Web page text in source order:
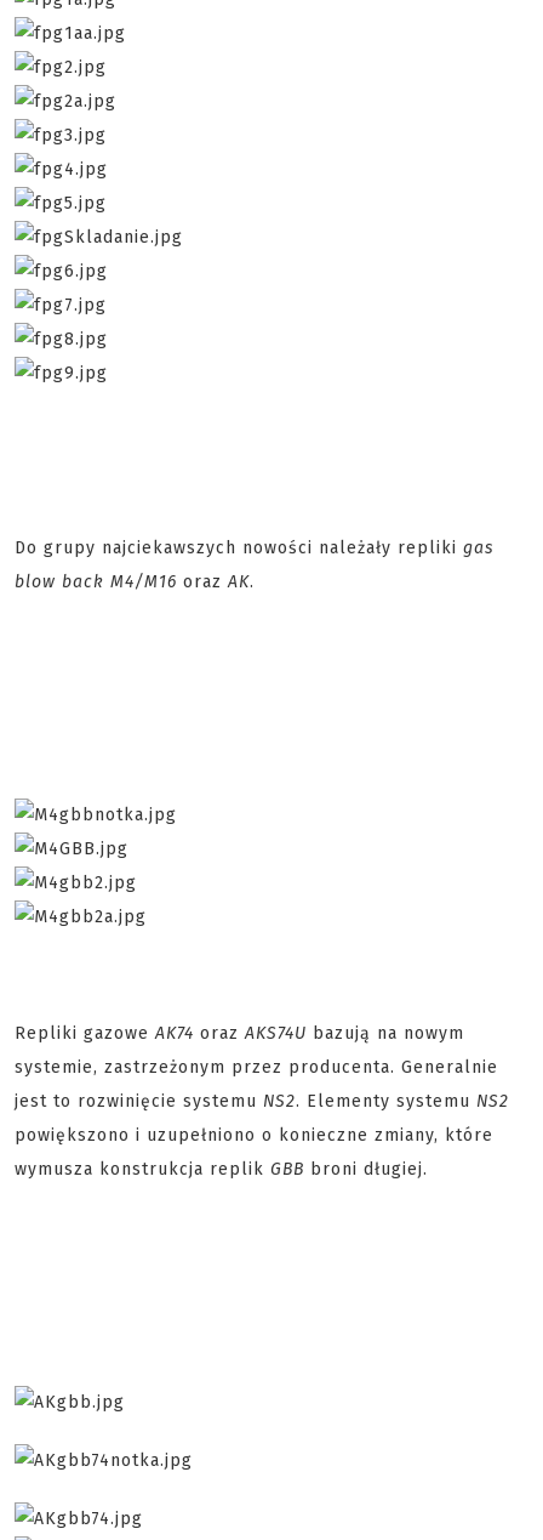
Do grupy najciekawszych nowości należały repliki gas
blow back M4/M16 orazAK.
Repliki gazoweAK74 orazAKS74U bazują na nowym
systemie, zastrzeżonym przez producenta. Generalnie
jest to rozwinięcie systemu NS2. Elementy systemu NS2
powiększono i uzupełniono o konieczne zmiany, które
wymusza konstrukcja replik GBB broni długiej.